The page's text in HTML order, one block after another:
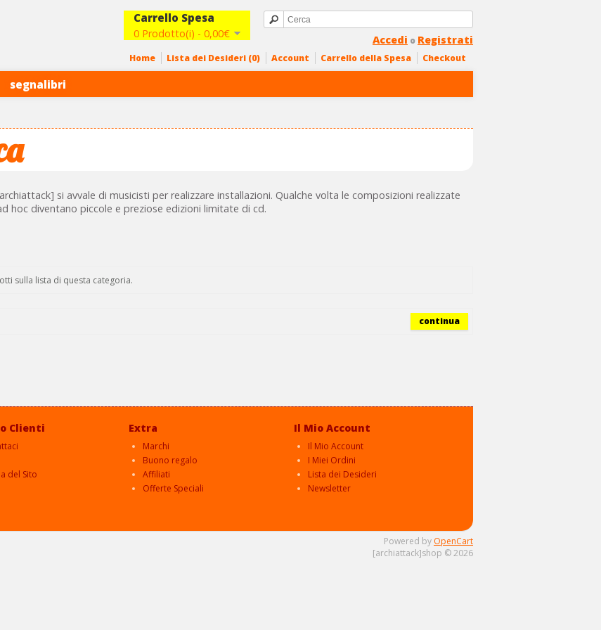
Carrello Spesa
0 Prodotto(i) - 0,00€ Accedi o Registrati
Home Lista dei Desideri (0) Account Carrello della Spesa Checkout
segnalibri
si avvale di musicisti per realizzare installazioni. Qualche volta le composizioni realizzate
hoc diventano piccole e preziose edizioni limitate di cd.
sulla lista di questa categoria.
continua
Clienti
del Sito
Extra
Marchi
Buono regalo
Affiliati
Offerte Speciali
Il Mio Account
Il Mio Account
I Miei Ordini
Lista dei Desideri
Newsletter
Powered by OpenCart
[archiattack]shop © 2026